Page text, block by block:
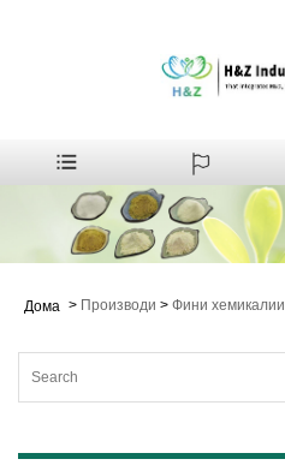
Дома > Производи > Фини хемикалии